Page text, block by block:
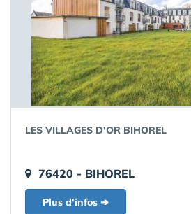
LES VILLAGES D'OR BIHOREL
76420 - BIHOREL
Plus d'infos ➔